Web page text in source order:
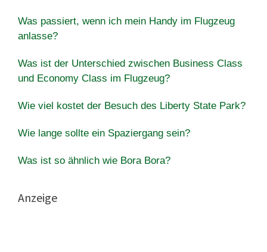
Was passiert, wenn ich mein Handy im Flugzeug
anlasse?
Was ist der Unterschied zwischen Business Class
und Economy Class im Flugzeug?
Wie viel kostet der Besuch des Liberty State Park?
Wie lange sollte ein Spaziergang sein?
Was ist so ähnlich wie Bora Bora?
Anzeige